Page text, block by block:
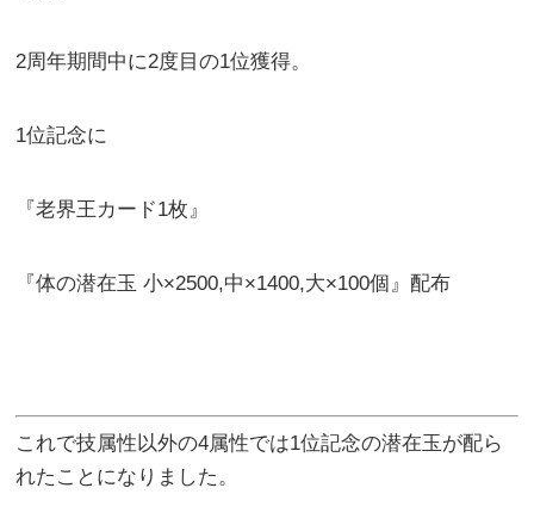
2周年期間中に2度目の1位獲得。
1位記念に
『老界王カード1枚』
『体の潜在玉 小×2500,中×1400,大×100個』配布
これで技属性以外の4属性では1位記念の潜在玉が配ら
れたことになりました。